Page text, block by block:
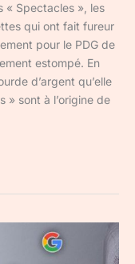
« Spectacles », les
qui ont fait fureur
pour le PDG de
estompé. En
d’argent qu’elle
» sont à l’origine de